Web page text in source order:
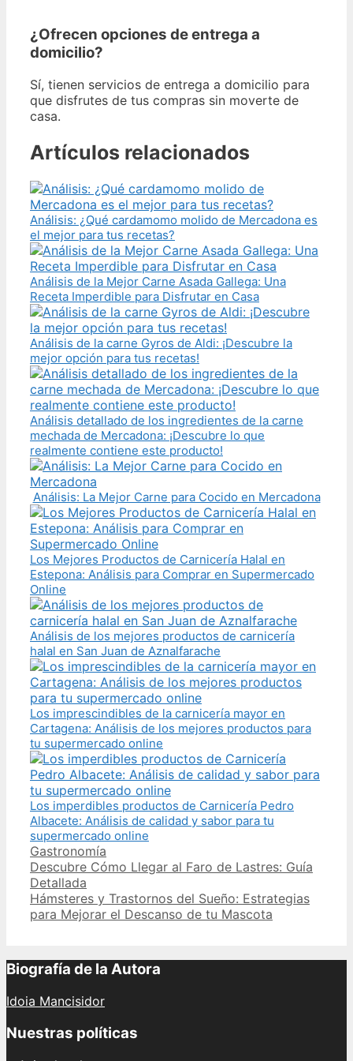
¿Ofrecen opciones de entrega a
domicilio?
Sí, tienen servicios de entrega a domicilio para
que disfrutes de tus compras sin moverte de
casa.
Artículos relacionados
Análisis: ¿Qué cardamomo molido de Mercadona es
el mejor para tus recetas?
Análisis de la Mejor Carne Asada Gallega: Una
Receta Imperdible para Disfrutar en Casa
Análisis de la carne Gyros de Aldi: ¡Descubre la
mejor opción para tus recetas!
Análisis detallado de los ingredientes de la carne
mechada de Mercadona: ¡Descubre lo que
realmente contiene este producto!
Análisis: La Mejor Carne para Cocido en Mercadona
Los Mejores Productos de Carnicería Halal en
Estepona: Análisis para Comprar en Supermercado
Online
Análisis de los mejores productos de carnicería
halal en San Juan de Aznalfarache
Los imprescindibles de la carnicería mayor en
Cartagena: Análisis de los mejores productos para
tu supermercado online
Los imperdibles productos de Carnicería Pedro
Albacete: Análisis de calidad y sabor para tu
supermercado online
Categories
Gastronomía
Post
navigation
Descubre Cómo Llegar al Faro de Lastres: Guía
Detallada
Hámsteres y Trastornos del Sueño: Estrategias
para Mejorar el Descanso de tu Mascota
Biografía de la Autora
Idoia Mancisidor
Nuestras políticas